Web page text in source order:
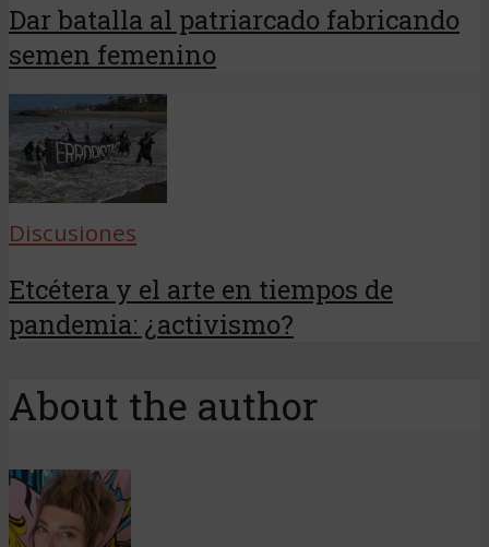
Dar batalla al patriarcado fabricando
semen femenino
Discusiones
Etcétera y el arte en tiempos de
pandemia: ¿activismo?
About the author